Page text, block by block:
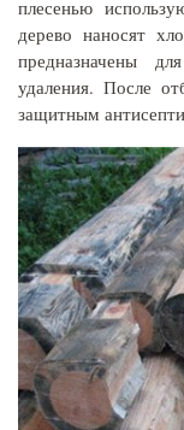
плесенью
дерево наносят
предназначены
удаления. После
защитным